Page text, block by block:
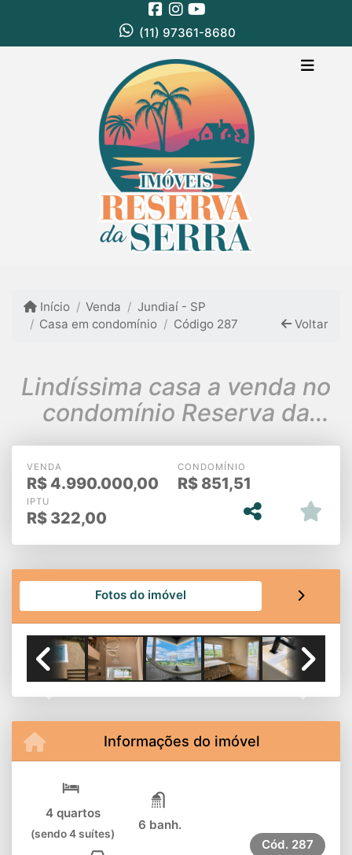
(11) 97361-8680
Início Venda
Jundiaí - SP
Casa em condomínio
Código 287 Voltar
Lindíssima casa a venda no
condomínio Reserva da
Serra
VENDA
R$ 4.990.000,00
CONDOMÍNIO
R$ 851,51
IPTU
R$ 322,00
Fotos do imóvel
Informações do imóvel
4 quartos
(sendo 4 suítes)
6 banh.
Cód. 287